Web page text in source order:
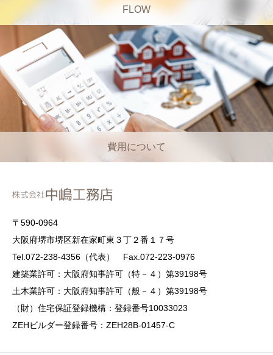
FLOW
費用について
〒590-0964
大阪府堺市堺区新在家町東３丁２番１７号
Tel.072-238-4356（代表） Fax.072-223-0976
建築業許可：大阪府知事許可（特－４）第39198号
土木業許可：大阪府知事許可（般－４）第39198号
（財）住宅保証登録機構：登録番号10033023
ZEHビルダー登録番号：ZEH28B-01457-C